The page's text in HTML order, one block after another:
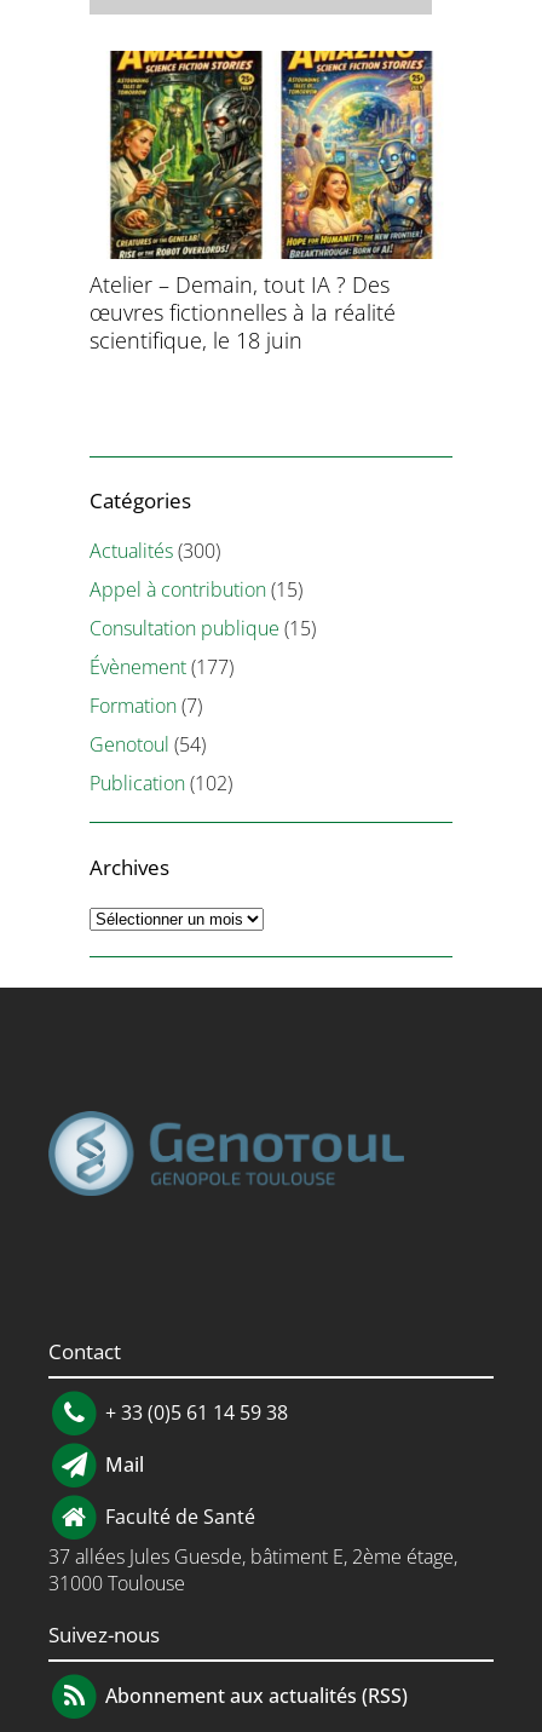
Atelier – Demain, tout IA ? Des
œuvres fictionnelles à la réalité
scientifique, le 18 juin
Catégories
Actualités(300)
Appel à contribution(15)
Consultation publique (15)
Évènement(177)
Formation(7)
Genotoul (54)
Publication(102)
Archives
Archives
Contact
+ 33 (0)5 61 14 59 38
Mail
Faculté de Santé
37 allées Jules Guesde, bâtiment E, 2ème étage,
31000 Toulouse
Suivez-nous
Abonnement aux actualités (RSS)